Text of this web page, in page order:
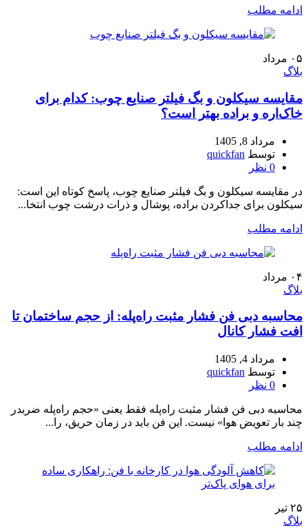
ادامه مطلب
۰۵ مرداد
بلاگ
مقایسه سیکلون و بگ فیلتر صنایع چوب: کدام برای
خاک‌اره و براده بهتر است؟
مرداد 8, 1405
توسط quickfan
0 نظر
در مقایسه سیکلون و بگ فیلتر صنایع چوب، پاسخ کوتاه این است:
سیکلون برای جداکردن براده، پوشال و ذرات درشت چوب انتخا...
ادامه مطلب
۰۴ مرداد
بلاگ
محاسبه دبی فن فشار مثبت راه‌پله: از حجم ساختمان تا
افت فشار کانال
مرداد 4, 1405
توسط quickfan
0 نظر
محاسبه دبی فن فشار مثبت راه‌پله فقط یعنی «حجم راه‌پله ضربدر
چند بار تعویض هوا» نیست. این فن باید در زمان حریق، را...
ادامه مطلب
۲۵ تیر
بلاگ